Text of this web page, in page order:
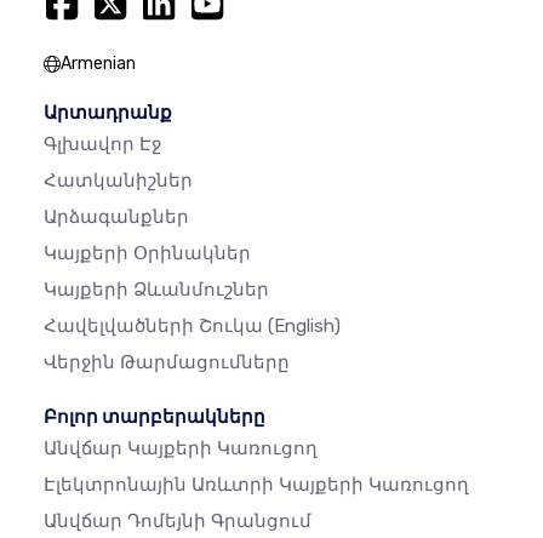
Armenian
Արտադրանք
Գլխավոր Էջ
Հատկանիշներ
Արձագանքներ
Կայքերի Օրինակներ
Կայքերի Ձևանմուշներ
Հավելվածների Շուկա (English)
Վերջին Թարմացումները
Բոլոր տարբերակները
Անվճար Կայքերի Կառուցող
Էլեկտրոնային Առևտրի Կայքերի Կառուցող
Անվճար Դոմեյնի Գրանցում